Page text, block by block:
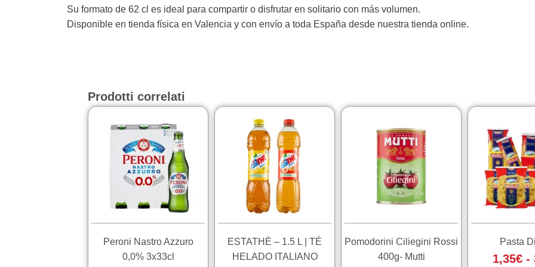
Su formato de 62 cl es ideal para compartir o disfrutar en solitario con más volumen.
Disponible en tienda física en Valencia y con envío a toda España desde nuestra tienda online.
Prodotti correlati
Peroni Nastro Azzuro
0,0% 3x33cl
ESTATHÈ – 1.5 L | TÉ
HELADO ITALIANO
prodotto
varianti.
opzioni
scelte
nella
Pomodorini Ciliegini Rossi
400g- Mutti
Pasta
1,35€ -
prodotto
varianti.
opzioni